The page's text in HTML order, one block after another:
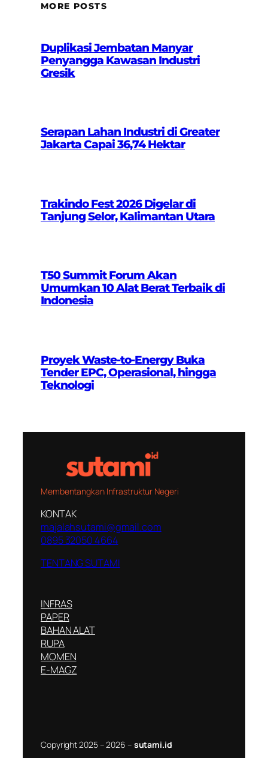
MORE POSTS
Duplikasi Jembatan Manyar
Penyangga Kawasan Industri
Gresik
Serapan Lahan Industri di Greater
Jakarta Capai 36,74 Hektar
Trakindo Fest 2026 Digelar di
Tanjung Selor, Kalimantan Utara
T50 Summit Forum Akan
Umumkan 10 Alat Berat Terbaik di
Indonesia
Proyek Waste-to-Energy Buka
Tender EPC, Operasional, hingga
Teknologi
Membentangkan Infrastruktur Negeri
KONTAK
majalahsutami@gmail.com
0895 32050 4664
TENTANG SUTAMI
INFRAS
PAPER
BAHAN ALAT
RUPA
MOMEN
E-MAGZ
Copyright 2025 – 2026 – sutami.id